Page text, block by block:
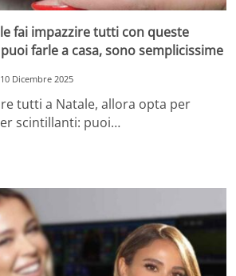
fai impazzire tutti con queste
farle a casa, sono semplicissime
10 Dicembre 2025
tutti a Natale, allora opta per
scintillanti: puoi…